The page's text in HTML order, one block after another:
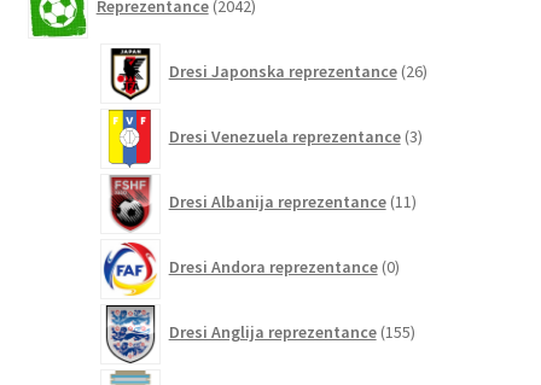
Reprezentance 2042izdelkov
Dresi Japonska reprezentance 26izdelkov
Dresi Venezuela reprezentance 3izdelki
Dresi Albanija reprezentance 11izdelkov
Dresi Andora reprezentance 0izdelkov
Dresi Anglija reprezentance 155izdelkov